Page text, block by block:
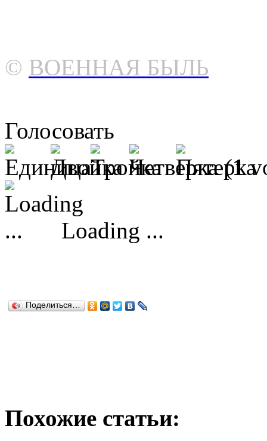
© ВОЕННАЯ БЫЛЬ
Голосовать
(1
Loading ...
Поделиться…
Похожие статьи: